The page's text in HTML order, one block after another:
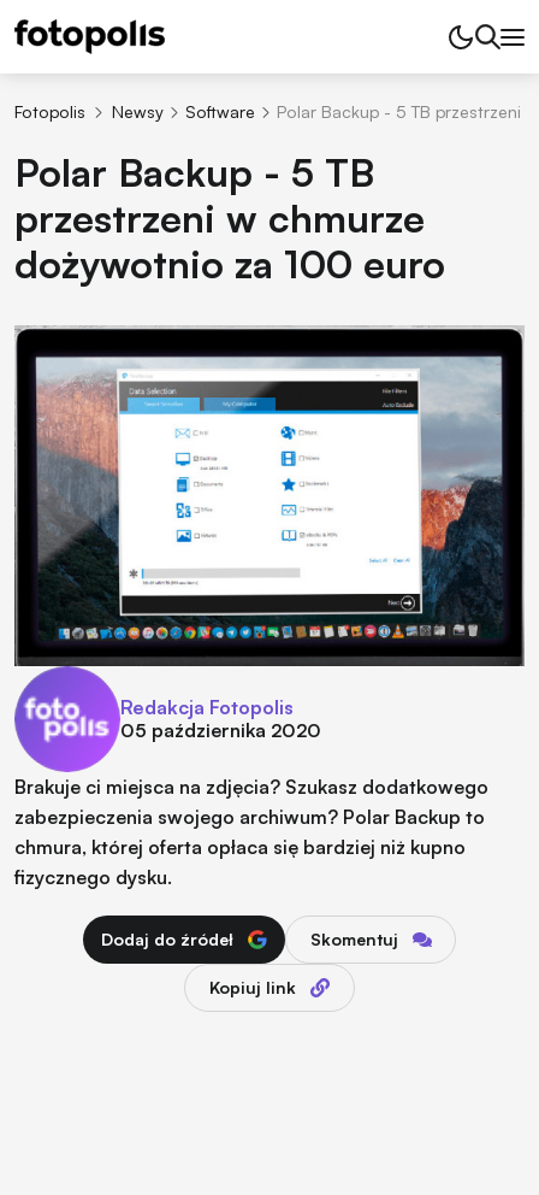
Fotopolis Newsy Software Polar Backup - 5 TB przestrzeni
Polar Backup - 5 TB
przestrzeni w chmurze
dożywotnio za 100 euro
Redakcja Fotopolis
05 października 2020
Brakuje ci miejsca na zdjęcia? Szukasz dodatkowego
zabezpieczenia swojego archiwum? Polar Backup to
chmura, której oferta opłaca się bardziej niż kupno
fizycznego dysku.
Dodaj do źródeł Skomentuj
Kopiuj link